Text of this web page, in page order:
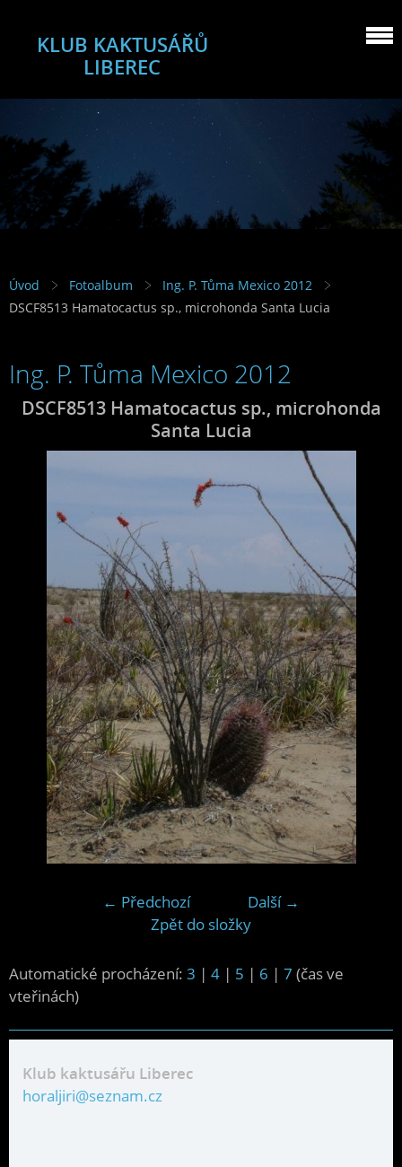
KLUB KAKTUSÁŘŮ
LIBEREC
Úvod Fotoalbum
Ing. P. Tůma Mexico 2012
DSCF8513 Hamatocactus sp., microhonda Santa Lucia
Ing. P. Tůma Mexico 2012
DSCF8513 Hamatocactus sp., microhonda
Santa Lucia
← Předchozí
Další →
Zpět do složky
Automatické procházení: 3 | 4 | 5 | 6 | 7 (čas ve
vteřinách)
Klub kaktusářu Liberec
horaljiri@seznam.cz